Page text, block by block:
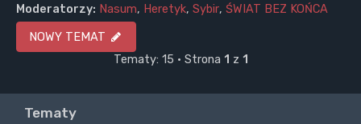
Moderatorzy: Nasum, Heretyk, Sybir, ŚWIAT BEZ KOŃCA
NOWY TEMAT
Tematy: 15 • Strona 1 z 1
Tematy